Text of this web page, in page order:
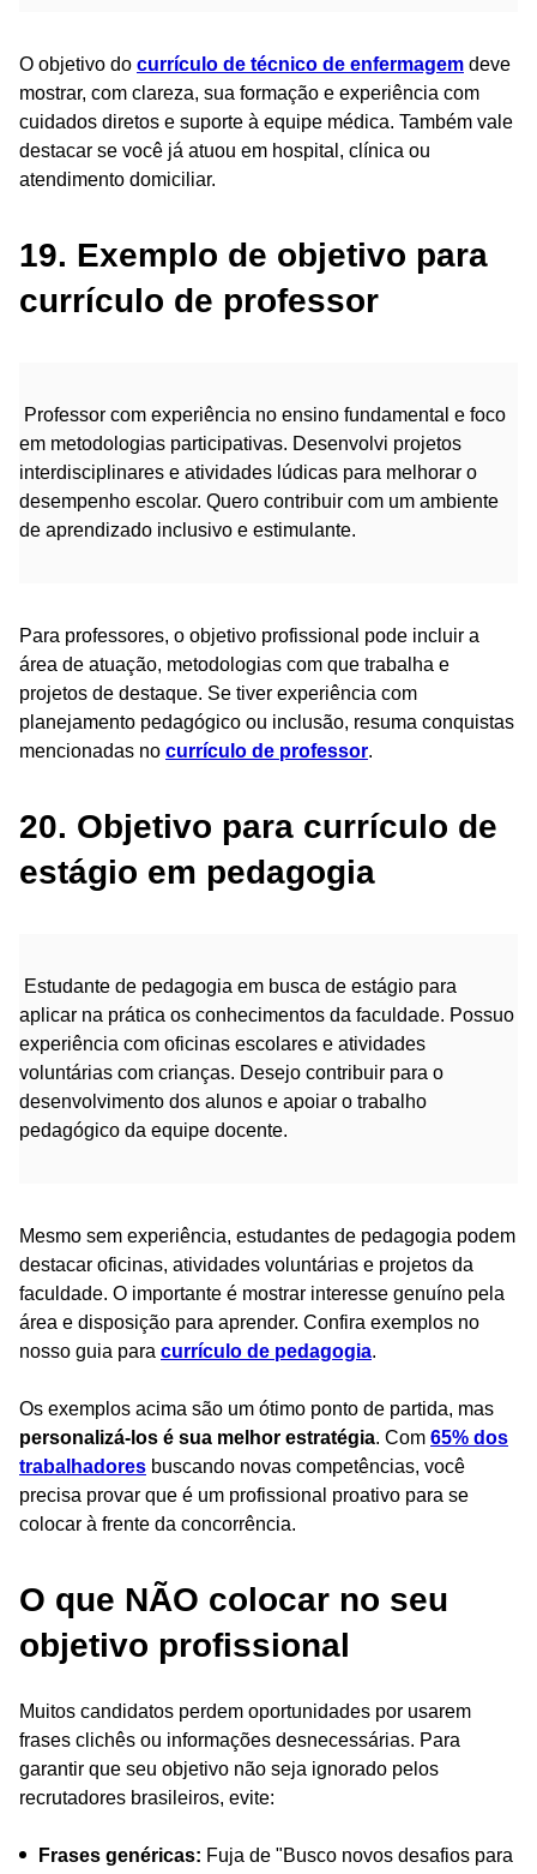
O objetivo do currículo de técnico de enfermagem deve
mostrar, com clareza, sua formação e experiência com
cuidados diretos e suporte à equipe médica. Também vale
destacar se você já atuou em hospital, clínica ou
atendimento domiciliar.
19. Exemplo de objetivo para
currículo de professor
Professor com experiência no ensino fundamental e foco
em metodologias participativas. Desenvolvi projetos
interdisciplinares e atividades lúdicas para melhorar o
desempenho escolar. Quero contribuir com um ambiente
de aprendizado inclusivo e estimulante.
Para professores, o objetivo profissional pode incluir a
área de atuação, metodologias com que trabalha e
projetos de destaque. Se tiver experiência com
planejamento pedagógico ou inclusão, resuma conquistas
mencionadas no currículo de professor.
20. Objetivo para currículo de
estágio em pedagogia
Estudante de pedagogia em busca de estágio para
aplicar na prática os conhecimentos da faculdade. Possuo
experiência com oficinas escolares e atividades
voluntárias com crianças. Desejo contribuir para o
desenvolvimento dos alunos e apoiar o trabalho
pedagógico da equipe docente.
Mesmo sem experiência, estudantes de pedagogia podem
destacar oficinas, atividades voluntárias e projetos da
faculdade. O importante é mostrar interesse genuíno pela
área e disposição para aprender. Confira exemplos no
nosso guia para currículo de pedagogia.
Os exemplos acima são um ótimo ponto de partida, mas
personalizá-los é sua melhor estratégia. Com 65% dos
trabalhadores buscando novas competências, você
precisa provar que é um profissional proativo para se
colocar à frente da concorrência.
O que NÃO colocar no seu
objetivo profissional
Muitos candidatos perdem oportunidades por usarem
frases clichês ou informações desnecessárias. Para
garantir que seu objetivo não seja ignorado pelos
recrutadores brasileiros, evite:
Frases genéricas: Fuja de "Busco novos desafios para